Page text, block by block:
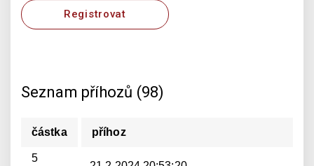
Registrovat
Seznam příhozů (98)
částka příhoz
5